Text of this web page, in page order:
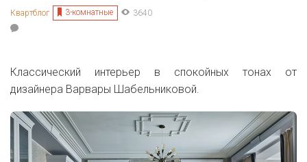
Квартблог 3-комнатные 3640
Классический интерьер в спокойных тонах от
дизайнера Варвары Шабельниковой.